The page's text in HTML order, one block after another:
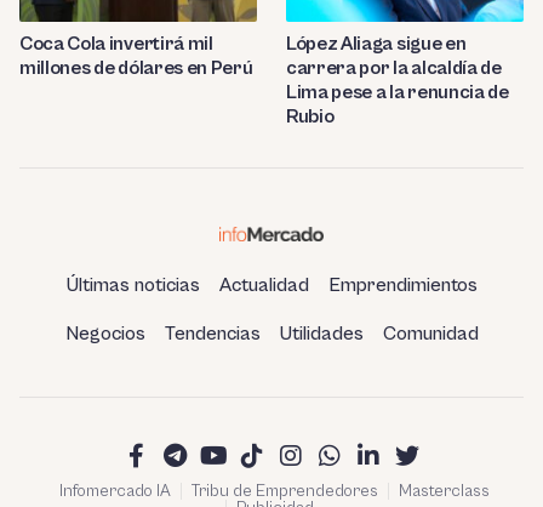
Coca Cola invertirá mil
millones de dólares en Perú
López Aliaga sigue en
carrera por la alcaldía de
Lima pese a la renuncia de
Rubio
Últimas noticias Actualidad Emprendimientos
Negocios Tendencias Utilidades Comunidad
Infomercado IA Tribu de Emprendedores
Masterclass